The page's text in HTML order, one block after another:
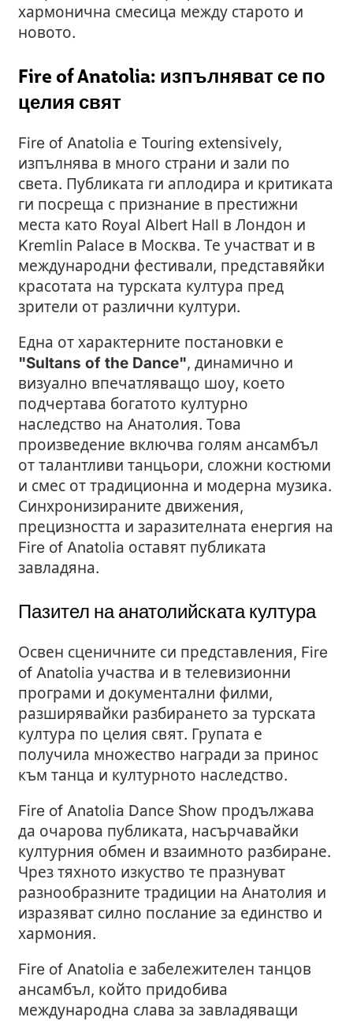
хармонична смесица между старото и
новото.
Fire of Anatolia: изпълняват се по
целия свят
Fire of Anatolia е Touring extensively,
изпълнява в много страни и зали по
света. Публиката ги аплодира и критиката
ги посреща с признание в престижни
места като Royal Albert Hall в Лондон и
Kremlin Palace в Москва. Те участват и в
международни фестивали, представяйки
красотата на турската култура пред
зрители от различни култури.
Една от характерните постановки е
"Sultans of the Dance", динамично и
визуално впечатляващо шоу, което
подчертава богатото културно
наследство на Анатолия. Това
произведение включва голям ансамбъл
от талантливи танцьори, сложни костюми
и смес от традиционна и модерна музика.
Синхронизираните движения,
прецизността и заразителната енергия на
Fire of Anatolia оставят публиката
завладяна.
Пазител на анатолийската култура
Освен сценичните си представления, Fire
of Anatolia участва и в телевизионни
програми и документални филми,
разширявайки разбирането за турската
култура по целия свят. Групата е
получила множество награди за принос
към танца и културното наследство.
Fire of Anatolia Dance Show продължава
да очарова публиката, насърчавайки
културния обмен и взаимното разбиране.
Чрез тяхното изкуство те празнуват
разнообразните традиции на Анатолия и
изразяват силно послание за единство и
хармония.
Fire of Anatolia е забележителен танцов
ансамбъл, който придобива
международна слава за завладяващи